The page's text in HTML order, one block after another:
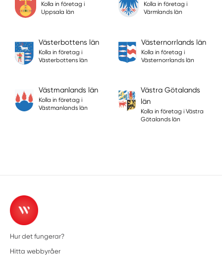
Kolla in företag i
Uppsala län
Kolla in företag i
Värmlands län
Västerbottens län
Kolla in företag i
Västerbottens län
Västernorrlands län
Kolla in företag i
Västernorrlands län
Västmanlands län
Kolla in företag i
Västmanlands län
Västra Götalands
län
Kolla in företag i Västra
Götalands län
Hur det fungerar?
Hitta webbyråer